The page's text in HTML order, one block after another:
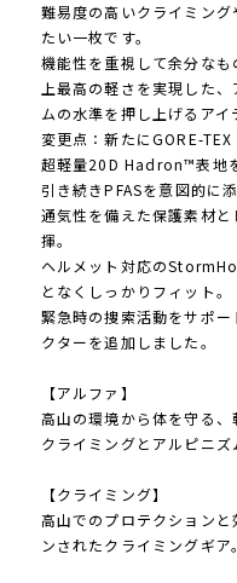
難易度の高いクライミン
たい一枚です。
機能性を重視して余分な
上最高の軽さを実現した
ムの水準を押し上げるアイ
変更点：新たにGORE-
超軽量20D Hadron™表地
引き続きPFASを意図的に
通気性を備えた保護素材
揮。
ヘルメット対応の
となくしっかりフィット。
緊急時の捜索活動をサポ
クターを追加しました。
【アルファ】
高山の環境から体を守る
クライミングとアルピニズ
【クライミング】
高山でのプロテクション
ンされたクライミングギア。